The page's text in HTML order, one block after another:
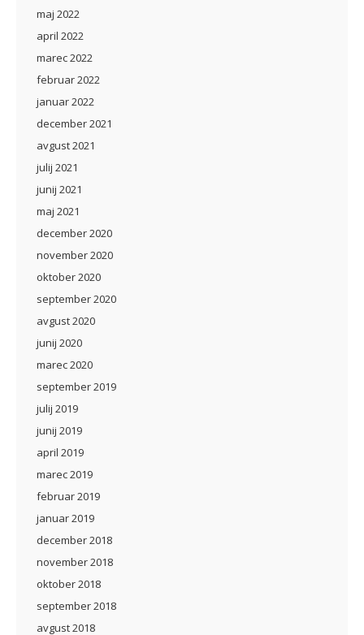
maj 2022
april 2022
marec 2022
februar 2022
januar 2022
december 2021
avgust 2021
julij 2021
junij 2021
maj 2021
december 2020
november 2020
oktober 2020
september 2020
avgust 2020
junij 2020
marec 2020
september 2019
julij 2019
junij 2019
april 2019
marec 2019
februar 2019
januar 2019
december 2018
november 2018
oktober 2018
september 2018
avgust 2018